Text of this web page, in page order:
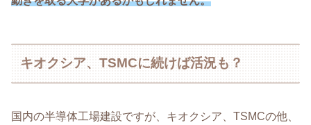
キオクシア、TSMCに続けば活況も？
国内の半導体工場建設ですが、キオクシア、TSMCの他、